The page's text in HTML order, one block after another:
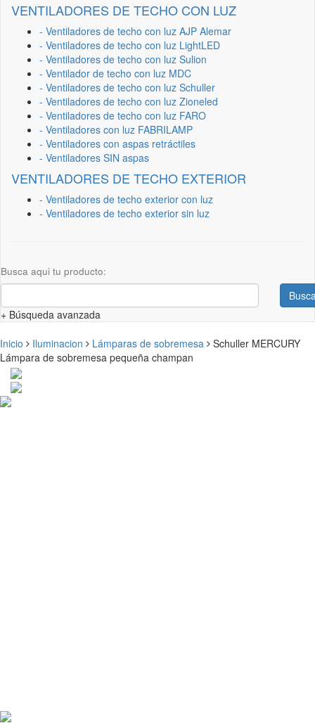
VENTILADORES DE TECHO CON LUZ
- Ventiladores de techo con luz AJP Alemar
- Ventiladores de techo con luz LightLED
- Ventiladores de techo con luz Sulion
- Ventilador de techo con luz MDC
- Ventiladores de techo con luz Schuller
- Ventiladores de techo con luz Zioneled
- Ventiladores de techo con luz FARO
- Ventiladores con luz FABRILAMP
- Ventiladores con aspas retráctiles
- Ventiladores SIN aspas
VENTILADORES DE TECHO EXTERIOR
- Ventiladores de techo exterior con luz
- Ventiladores de techo exterior sin luz
Busca aqui tu producto:
+ Búsqueda avanzada
Inicio Iluminacion Lámparas de sobremesa
Schuller MERCURY
Lámpara de sobremesa pequeña champan